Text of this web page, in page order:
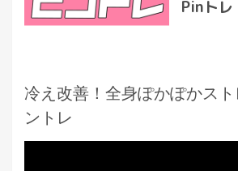
Pinトレ
冷え改善！全身ぽかぽかス
ントレ